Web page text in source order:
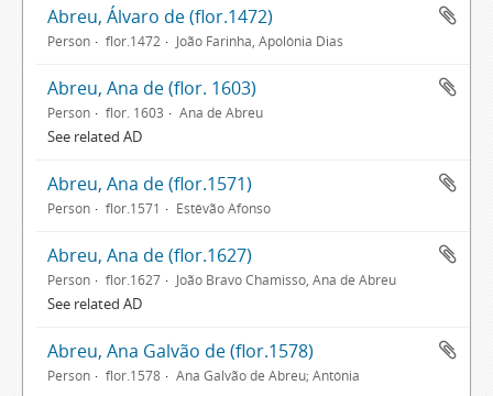
Abreu, Álvaro de (flor.1472)
Person flor.1472 João Farinha, Apolónia Dias
Abreu, Ana de (flor. 1603)
Person flor. 1603 Ana de Abreu
See related AD
Abreu, Ana de (flor.1571)
Person flor.1571 Estêvão Afonso
Abreu, Ana de (flor.1627)
Person flor.1627 João Bravo Chamisso, Ana de Abreu
See related AD
Abreu, Ana Galvão de (flor.1578)
Person flor.1578 Ana Galvão de Abreu; Antónia